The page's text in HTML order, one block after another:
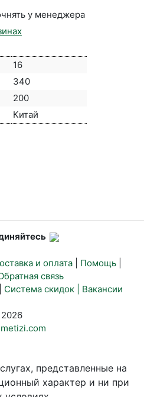
у менеджера
16
340
200
Китай
и оплата Помощь
связь
Система скидок | Вакансии
2026
представленные на
характер и ни при